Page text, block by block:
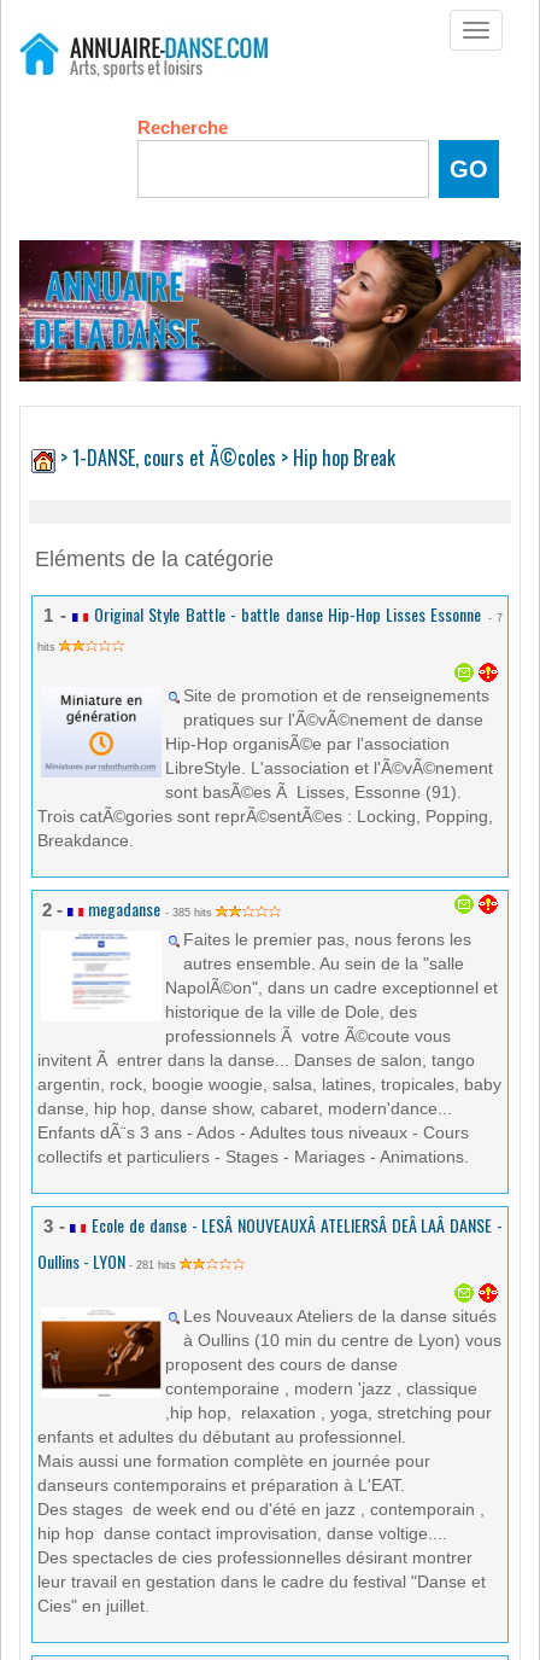
Toggle
Recherche
>1-DANSE, cours et Ã©coles > Hip hop Break
Eléments de la catégorie
1 - Original Style Battle - battle danse Hip-Hop Lisses Essonne - 7
hits
Site de promotion et de renseignements
pratiques sur l'Ã©vÃ©nement de danse
Hip-Hop organisÃ©e par l'association
LibreStyle. L'association et l'Ã©vÃ©nement
sont basÃ©es Ã Lisses, Essonne (91).
Trois catÃ©gories sont reprÃ©sentÃ©es : Locking, Popping,
Breakdance.
2 - megadanse - 385 hits
Faites le premier pas, nous ferons les
autres ensemble. Au sein de la "salle
NapolÃ©on", dans un cadre exceptionnel et
historique de la ville de Dole, des
professionnels Ã votre Ã©coute vous
invitent Ã entrer dans la danse... Danses de salon, tango
argentin, rock, boogie woogie, salsa, latines, tropicales, baby
danse, hip hop, danse show, cabaret, modern'dance...
Enfants dÃ¨s 3 ans - Ados - Adultes tous niveaux - Cours
collectifs et particuliers - Stages - Mariages - Animations.
3 -
Ecole de danse - LESÂ NOUVEAUXÂ ATELIERSÂ DEÂ LAÂ DANSE -
Oullins - LYON - 281 hits
Les Nouveaux Ateliers de la danse situés
à Oullins (10 min du centre de Lyon) vous
proposent des cours de danse
contemporaine , modern 'jazz , classique
,hip hop, relaxation , yoga, stretching pour
enfants et adultes du débutant au professionnel.
Mais aussi une formation complète en journée pour
danseurs contemporains et préparation à L'EAT.
Des stages de week end ou d'été en jazz , contemporain ,
hip hop danse contact improvisation, danse voltige....
Des spectacles de cies professionnelles désirant montrer
leur travail en gestation dans le cadre du festival "Danse et
Cies" en juillet.